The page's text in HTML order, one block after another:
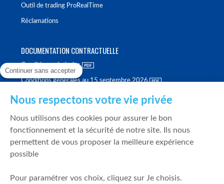
Outil de trading ProRealTime
Réclamations
DOCUMENTATION CONTRACTUELLE
Conditions générales
Conditions générales au 15 septembre 2026
Politique de meilleure sélection
Politique de durabilité
Fonds de garantie des dépôts et de résolution
Continuer sans accepter
Nous respectons votre vie privée
Nous utilisons des cookies pour assurer le bon
fonctionnement et la sécurité de notre site. Ils nous
permettent de vous proposer la meilleure expérience
possible
Pour paramétrer vos choix, cliquez sur Je choisis.